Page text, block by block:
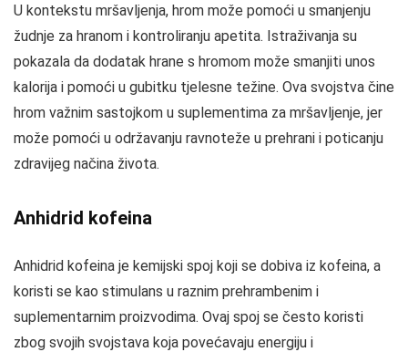
U kontekstu mršavljenja, hrom može pomoći u smanjenju
žudnje za hranom i kontroliranju apetita. Istraživanja su
pokazala da dodatak hrane s hromom može smanjiti unos
kalorija i pomoći u gubitku tjelesne težine. Ova svojstva čine
hrom važnim sastojkom u suplementima za mršavljenje, jer
može pomoći u održavanju ravnoteže u prehrani i poticanju
zdravijeg načina života.
Anhidrid kofeina
Anhidrid kofeina je kemijski spoj koji se dobiva iz kofeina, a
koristi se kao stimulans u raznim prehrambenim i
suplementarnim proizvodima. Ovaj spoj se često koristi
zbog svojih svojstava koja povećavaju energiju i